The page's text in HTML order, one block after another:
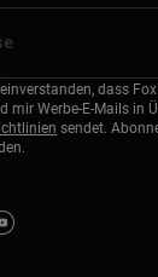
dass
mir Werbe-E-Mails in
sendet.